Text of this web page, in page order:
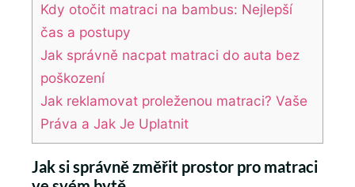
Kdy otočit matraci na bambus: Nejlepší
čas a postupy
Jak správně nacpat matraci do auta bez
poškození
Jak reklamovat proleženou matraci? Vaše
Práva a Jak Je Uplatnit
Jak si správně změřit prostor pro matraci